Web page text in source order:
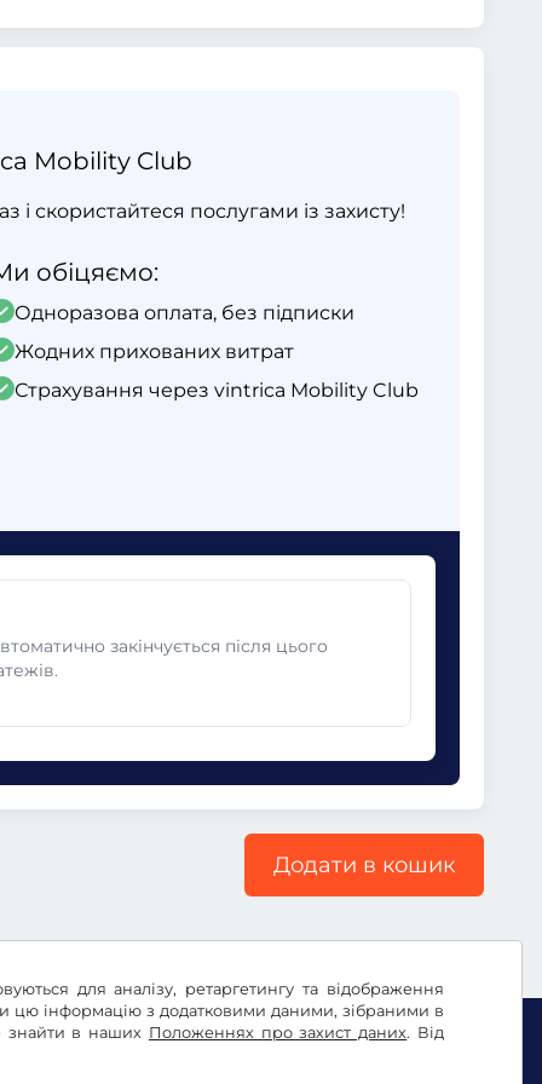
для аналізу, ретаргетингу та відображення
цю інформацію з додатковими даними, зібраними в
знайти в наших Положеннях про захист даних. Від
Mobility Club
скористайтеся послугами із захисту!
обіцяємо:
Одноразова оплата, без підписки
Жодних прихованих витрат
Страхування через vintrica Mobility Club
закінчується після цього
Додати в кошик